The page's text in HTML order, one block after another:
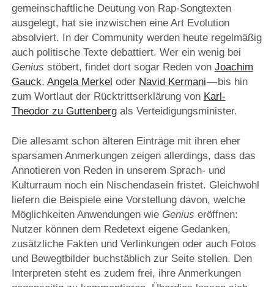
gemeinschaftliche Deutung von Rap-Songtexten
ausgelegt, hat sie inzwischen eine Art Evolution
absolviert. In der Community werden heute regelmäßig
auch politische Texte debattiert. Wer ein wenig bei
Genius stöbert, findet dort sogar Reden von Joachim
Gauck, Angela Merkel oder Navid Kermani— bis hin
zum Wortlaut der Rücktrittserklärung von Karl-
Theodor zu Guttenbergals Verteidigungsminister.
Die allesamt schon älteren Einträge mit ihren eher
sparsamen Anmerkungen zeigen allerdings, dass das
Annotieren von Reden in unserem Sprach- und
Kulturraum noch ein Nischendasein fristet. Gleichwohl
liefern die Beispiele eine Vorstellung davon, welche
Möglichkeiten Anwendungen wie Genius eröffnen:
Nutzer können dem Redetext eigene Gedanken,
zusätzliche Fakten und Verlinkungen oder auch Fotos
und Bewegtbilder buchstäblich zur Seite stellen. Den
Interpreten steht es zudem frei, ihre Anmerkungen